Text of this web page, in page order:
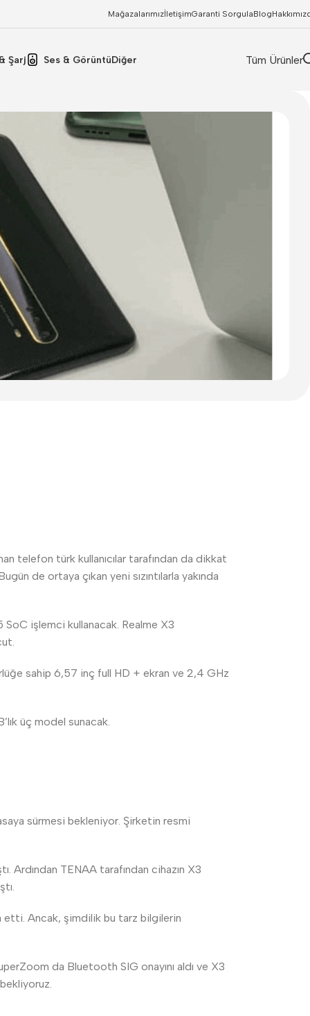
MağazalarımızİletişimGaranti SorgulaBlog
Şarj Ses & GörüntüDiğer Tüm Ürünler
telefon türk kullanıcılar tarafından da dikkat
de ortaya çıkan yeni sızıntılarla yakında
işlemci kullanacak. Realme X3
sahip 6,57 inç full HD + ekran ve 2,4 GHz
üç model sunacak.
sürmesi bekleniyor. Şirketin resmi
Ardından TENAA tarafından cihazın X3
etti. Ancak, şimdilik bu tarz bilgilerin
da Bluetooth SIG onayını aldı ve X3